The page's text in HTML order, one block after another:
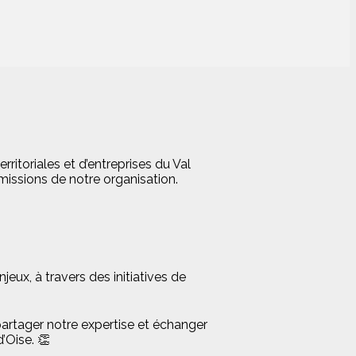
et d’entreprises du Val
de notre organisation.
à travers des initiatives de
notre expertise et échanger
👏